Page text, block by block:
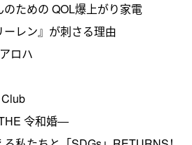
ための QOL爆上がり家電
レン』が刺さる理由
ロハ
令和婚―